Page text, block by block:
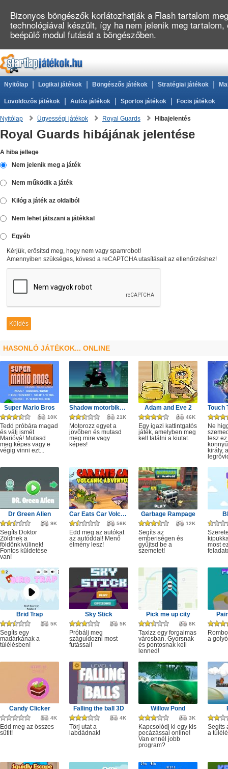
Nyitólap Logikai játékok Böngészős játékok Stratégiai játékok
Lövöldözős játékok Autós játékok Sportos játékok Focis játékok
Nyitólap Ügyességi játékok Royal Guards Hibajelentés
Royal Guards hibájának jelentése
A hiba jellege
Nem jelenik meg a játék
Nem működik a játék
Kilóg a játék az oldalból
Nem lehet játszani a játékkal
Egyéb
Kérjük, erősítsd meg, hogy nem vagy spamrobot!
Amennyiben szükséges, kövesd a reCAPTCHA utasításait az ellenőrzéshez!
HASONLÓ JÁTÉKOK... ONLINE
Super Mario Bros
10K
Tedd próbára magad
és válj ismét
Marióvá! Mutasd
meg képes vagy e
végig vinni ezt...
Shadow motorbike rider game
21K
Motorozz egyet a
jövőben és mutasd
meg mire vagy
képes!
Adam and Eve 2
46K
Egy igazi kattintgatós
játék, amelyben meg
kell találni a kiutat.
Ne
lesz
király,
Dr Green Alien
9K
Segíts Doktor
Zöldnek a
földönkívülinek!
Fontos küldetése
van!
Car Eats Car Volcanic Adventure
56K
Edd meg az autókat
az autóddal! Menő
élmény lesz!
Garbage Rampage
12K
Segíts az
emberiségen és
gyűjtsd be a
szemetet!
most
Brid Trap
5K
Segíts egy
madárkának a
túlélésben!
Sky Stick
5K
Próbálj meg
száguldozni most
futással!
Pick me up city
8K
Taxizz egy forgalmas
városban. Gyorsnak
és pontosnak kell
lenned!
a
Candy Clicker
4K
Edd meg az összes
sütit!
Falling the ball 3D
4K
Törj utat a
labdádnak!
Willow Pond
3K
Kapcsolódj ki egy kis
pecázással online!
Van ennél jobb
program?
Segíts
a
Bizonyos böngészők korlátozhatják a Flash tartalom
technológiával készült, így ha nem jelenik meg
beépülő modul futását a böngészőben.